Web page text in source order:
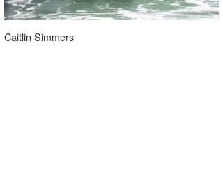
Caitlin Simmers